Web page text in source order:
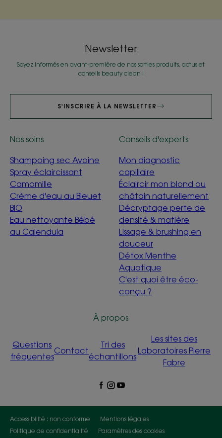
Newsletter
Soyez informés en avant-première de nos sorties produits, actus et
conseils beauty clean !
S'INSCRIRE À LA NEWSLETTER
Nos soins
Shampoing sec Avoine
Spray éclaircissant
Camomille
Crème d'eau au Bleuet
BIO
Eau nettoyante Bébé
au Calendula
Conseils d'experts
Mon diagnostic
capillaire
Éclaircir mon blond ou
châtain naturellement
Décryptage perte de
densité & matière
Lissage & brushing en
douceur
Détox Menthe
Aquatique
C'est quoi être éco-
conçu ?
À propos
Questions
fréquentes
Contact
Tri des
échantillons
Les sites des
Laboratoires Pierre
Fabre
Accessibilité : non conforme
Mentions légales
Politique de confidentialité
Paramètres des cookies